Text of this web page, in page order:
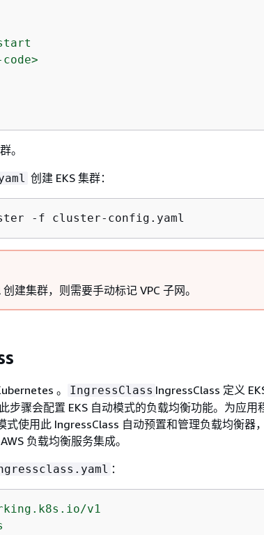
。
创建 EKS 集群：
-f cluster-config.yaml
建集群，则需要手动标记 VPC 子网。
。 IngressClass IngressClass 定义
步骤会配置 EKS 自动模式的负载均衡功能。为应用
式使用此 IngressClass 自动预置和管理负载均衡器
负载均衡服务集成。
：
v1